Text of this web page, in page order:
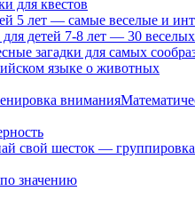
для квестов
5 лет — самые веселые и
детей 7-8 лет — 30 веселых
загадки для самых
языке о животных
внимания
свой шесток — группировка
значению